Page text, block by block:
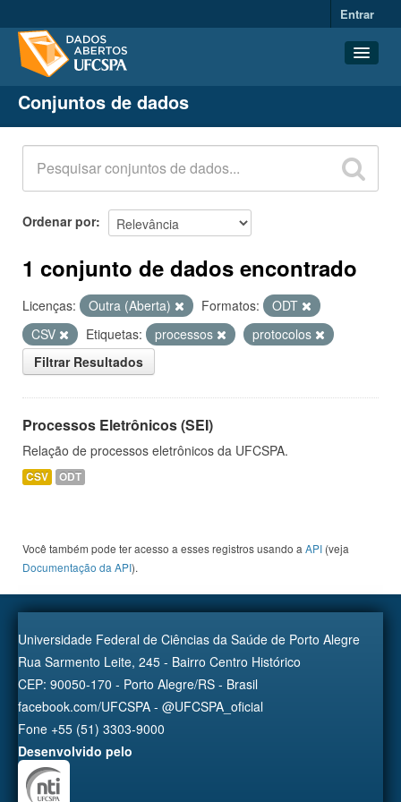
Entrar
Conjuntos de dados
Organizações
Grupos
Sobre
Conjuntos de dados
Ordenar por
1 conjunto de dados encontrado
Licenças: Outra (Aberta) Formatos:
ODT
CSV
Etiquetas: processos
protocolos
Filtrar Resultados
Processos Eletrônicos (SEI)
Relação de processos eletrônicos da UFCSPA.
CSV ODT
Você também pode ter acesso a esses registros usando a API (veja
Documentação da API).
Universidade Federal de Ciências da Saúde de Porto Alegre
Rua Sarmento Leite, 245 - Bairro Centro Histórico
CEP: 90050-170 - Porto Alegre/RS - Brasil
facebook.com/UFCSPA - @UFCSPA_oficial
Fone +55 (51) 3303-9000
Desenvolvido pelo